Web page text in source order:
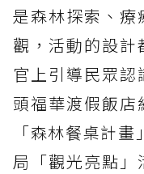
是森林探索、療
觀，活動的設
官上引導民眾
頭福華渡假飯店
「森林餐桌計
局「觀光亮點」